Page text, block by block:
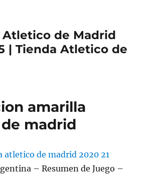
Atletico de Madrid
| Tienda Atletico de
amarilla
madrid
– Resumen de Juego –